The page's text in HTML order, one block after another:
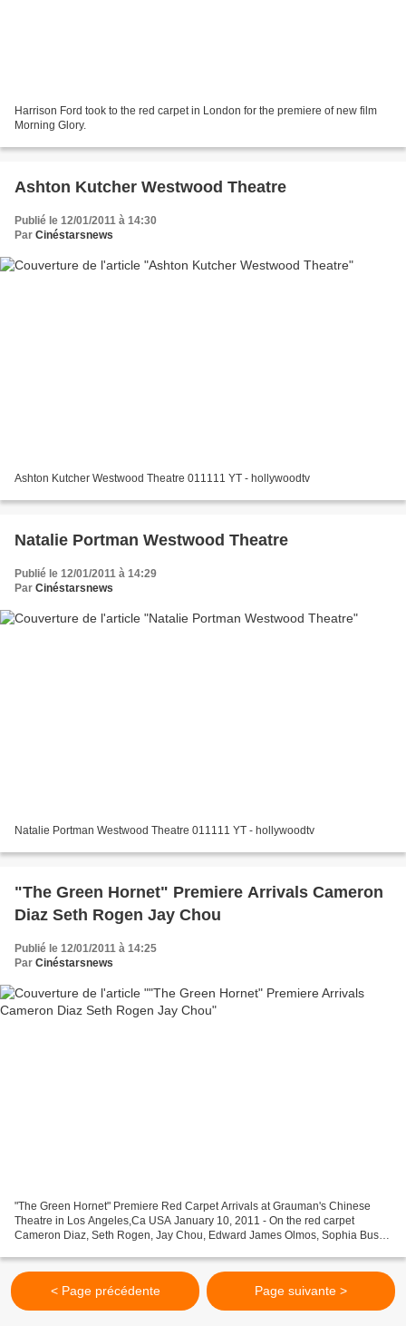
Harrison Ford took to the red carpet in London for the premiere of new film
Morning Glory.
Ashton Kutcher Westwood Theatre
Publié le 12/01/2011 à 14:30
Par Cinéstarsnews
Ashton Kutcher Westwood Theatre 011111 YT - hollywoodtv
Natalie Portman Westwood Theatre
Publié le 12/01/2011 à 14:29
Par Cinéstarsnews
Natalie Portman Westwood Theatre 011111 YT - hollywoodtv
"The Green Hornet" Premiere Arrivals Cameron
Diaz Seth Rogen Jay Chou
Publié le 12/01/2011 à 14:25
Par Cinéstarsnews
"The Green Hornet" Premiere Red Carpet Arrivals at Grauman's Chinese
Theatre in Los Angeles,Ca USA January 10, 2011 - On the red carpet
Cameron Diaz, Seth Rogen, Jay Chou, Edward James Olmos, Sophia Bush,
< Page précédente Page suivante >